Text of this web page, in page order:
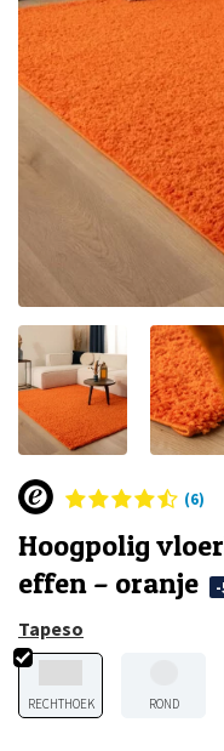
(6)
Hoogpolig
effen – oranje
Tapeso
RECHTHOEK ROND